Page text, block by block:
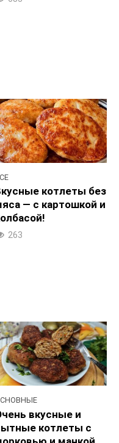
котлеты без
— с картошкой и
263
вкусные и
котлеты с